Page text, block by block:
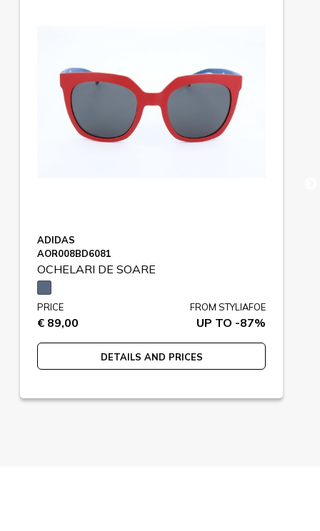
ADIDAS
AOR008BD6081
OCHELARI DE SOARE
PRICE
€ 89,00
FROM STYLIAFOE
UP TO -87%
DETAILS AND PRICES